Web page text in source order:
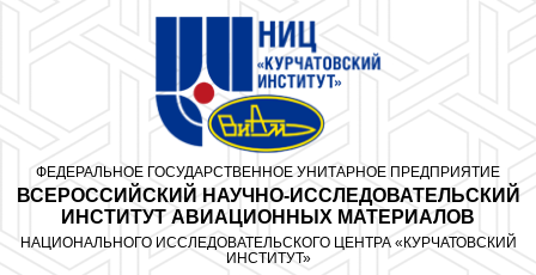
ФЕДЕРАЛЬНОЕ ГОСУДАРСТВЕННОЕ УНИТАРНОЕ ПРЕДПРИЯТИЕ
ВСЕРОССИЙСКИЙ НАУЧНО-ИССЛЕДОВАТЕЛЬСКИЙ
ИНСТИТУТ АВИАЦИОННЫХ МАТЕРИАЛОВ
НАЦИОНАЛЬНОГО ИССЛЕДОВАТЕЛЬСКОГО ЦЕНТРА «КУРЧАТОВСКИЙ
ИНСТИТУТ»